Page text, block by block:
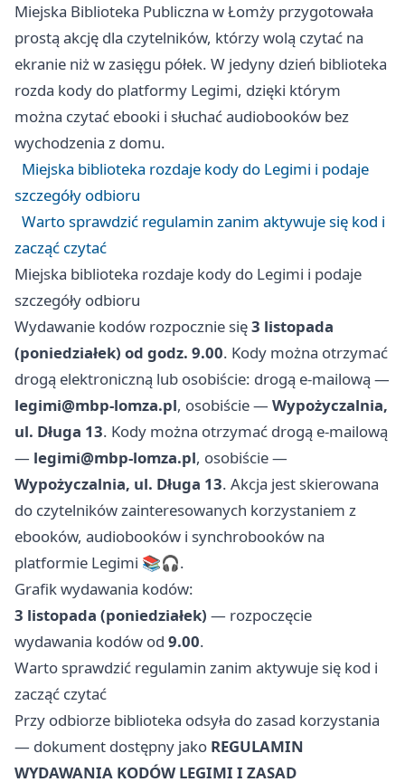
Miejska Biblioteka Publiczna w Łomży przygotowała
prostą akcję dla czytelników, którzy wolą czytać na
ekranie niż w zasięgu półek. W jedyny dzień biblioteka
rozda kody do platformy Legimi, dzięki którym
można czytać ebooki i słuchać audiobooków bez
wychodzenia z domu.
Miejska biblioteka rozdaje kody do Legimi i podaje
szczegóły odbioru
Warto sprawdzić regulamin zanim aktywuje się kod i
zacząć czytać
Miejska biblioteka rozdaje kody do Legimi i podaje
szczegóły odbioru
Wydawanie kodów rozpocznie się3 listopada
(poniedziałek) od godz. 9.00. Kody można otrzymać
drogą elektroniczną lub osobiście: drogą e-mailową —
legimi@mbp-lomza.pl, osobiście — Wypożyczalnia,
ul. Długa 13. Kody można otrzymać drogą e-mailową
— legimi@mbp-lomza.pl, osobiście —
Wypożyczalnia, ul. Długa 13. Akcja jest skierowana
do czytelników zainteresowanych korzystaniem z
ebooków, audiobooków i synchrobooków na
platformie Legimi 📚🎧.
Grafik wydawania kodów:
3 listopada (poniedziałek) — rozpoczęcie
wydawania kodów od 9.00.
Warto sprawdzić regulamin zanim aktywuje się kod i
zacząć czytać
Przy odbiorze biblioteka odsyła do zasad korzystania
— dokument dostępny jako REGULAMIN
WYDAWANIA KODÓW LEGIMI I ZASAD